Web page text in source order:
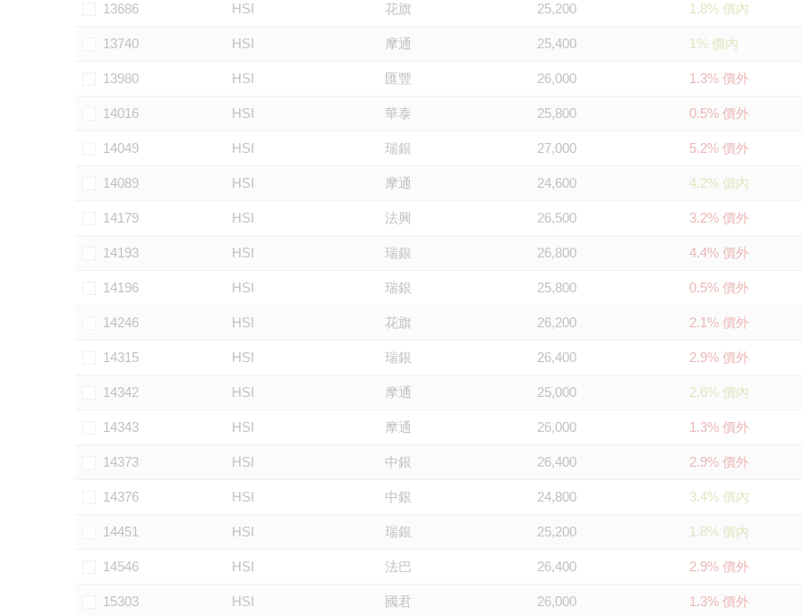
13686 HSI 花旗 25,200 1.8% 價內
13740 HSI 摩通 25,400 1% 價內
13980 HSI 匯豐 26,000 1.3% 價外
14016 HSI 華泰 25,800 0.5% 價外
14049 HSI 瑞銀 27,000 5.2% 價外
14089 HSI 摩通 24,600 4.2% 價內
14179 HSI 法興 26,500 3.2% 價外
14193 HSI 瑞銀 26,800 4.4% 價外
14196 HSI 瑞銀 25,800 0.5% 價外
14246 HSI 花旗 26,200 2.1% 價外
14315 HSI 瑞銀 26,400 2.9% 價外
14342 HSI 摩通 25,000 2.6% 價內
14343 HSI 摩通 26,000 1.3% 價外
14373 HSI 中銀 26,400 2.9% 價外
14376 HSI 中銀 24,800 3.4% 價內
14451 HSI 瑞銀 25,200 1.8% 價內
14546 HSI 法巴 26,400 2.9% 價外
15303 HSI 國君 26,000 1.3% 價外